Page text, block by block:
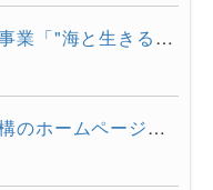
気仙沼市・東京海洋大学連携事業「"海と生きる"連続水産セミナー...
海の研究戦略マネジメント機構のホームページをリニューアルしま...